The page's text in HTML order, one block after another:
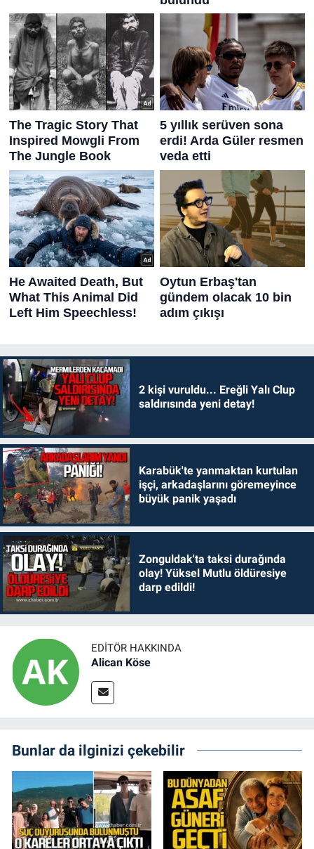
2 kişi vuruldu... Ereğli Yalı Clup
saldırısında yeni detay!
Karabük'te yanmaktan kurtulan
işçi, arkadaşlarını göremeyince
büyük panik yaşadı
Zonguldak'ta taksi durağında
olay! Yüksel Mutlu öldüresiye
darp edildi!
EDITÖR HAKKINDA
Alican Köse
Bunlar da ilginizi çekebilir